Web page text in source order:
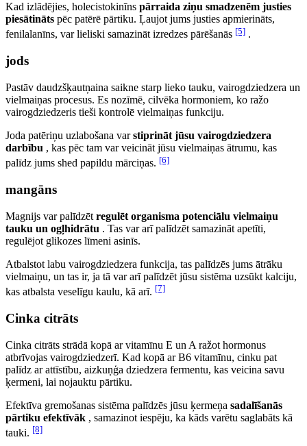
Kad izlādējies, holecistokinīns pārraida ziņu smadzenēm justies
piesātināts pēc patērē pārtiku. Ļaujot jums justies apmierināts,
fenilalanīns, var lieliski samazināt izredzes pārēšanās [5] .
jods
Pastāv daudzšķautņaina saikne starp lieko tauku, vairogdziedzera un
vielmaiņas procesus. Es nozīmē, cilvēka hormoniem, ko ražo
vairogdziedzeris tieši kontrolē vielmaiņas funkciju.
Joda patēriņu uzlabošana varstiprināt jūsu vairogdziedzera
darbību , kas pēc tam var veicināt jūsu vielmaiņas ātrumu, kas
palīdz jums shed papildu mārciņas. [6]
mangāns
Magnijs var palīdzēt regulēt organisma potenciālu vielmaiņu
tauku un ogļhidrātu . Tas var arī palīdzēt samazināt apetīti,
regulējot glikozes līmeni asinīs.
Atbalstot labu vairogdziedzera funkcija, tas palīdzēs jums ātrāku
vielmaiņu, un tas ir, ja tā var arī palīdzēt jūsu sistēma uzsūkt kalciju,
kas atbalsta veselīgu kaulu, kā arī. [7]
Cinka citrāts
Cinka citrāts strādā kopā ar vitamīnu E un A ražot hormonus
atbrīvojas vairogdziedzerī. Kad kopā ar B6 vitamīnu, cinku pat
palīdz ar attīstību, aizkuņģa dziedzera fermentu, kas veicina savu
ķermeni, lai nojauktu pārtiku.
Efektīva gremošanas sistēma palīdzēs jūsu ķermeņa sadalīšanās
pārtiku efektīvāk , samazinot iespēju, ka kāds varētu saglabāts kā
tauki. [8]